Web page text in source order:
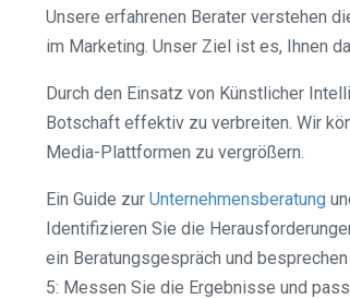
Unsere erfahrenen Berater verstehen
im Marketing. Unser Ziel ist es, Ihnen
Durch den Einsatz von Künstlicher
Botschaft effektiv zu verbreiten. Wir
Media-Plattformen zu vergrößern.
Ein Guide zur Unternehmensberatung
Identifizieren Sie die
ein Beratungsgespräch und
5: Messen Sie die Ergebnisse und